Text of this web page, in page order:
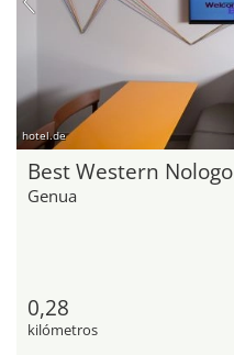
hotel.de
Best Western Nologo
Genua
0,28
kilómetros